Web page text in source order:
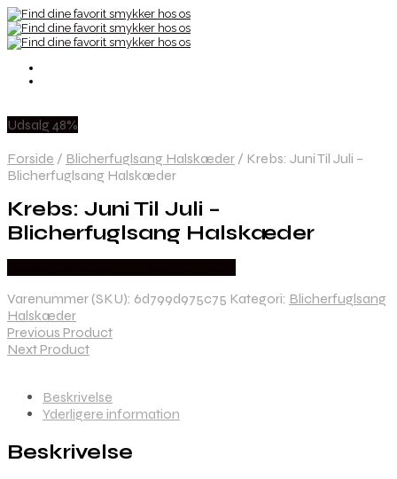
Udsalg 48%
Forside / Blicherfuglsang Halskæder / Krebs: Juni Til Juli –
Blicherfuglsang Halskæder
Krebs: Juni Til Juli –
Blicherfuglsang Halskæder
Varenummer (SKU): 6d799d975c75 Kategori: Blicherfuglsang
Halskæder
Previous Product
Next Product
Beskrivelse
Yderligere information
Beskrivelse